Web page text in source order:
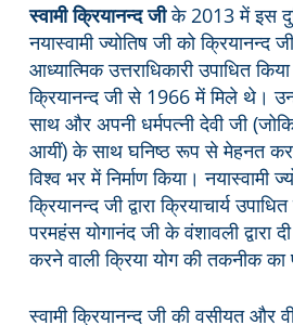
स्वामी क्रियानन्द जीके 2013 में इस
नयास्वामी ज्योतिष जी को क्रियानन्द
आध्यात्मिक उत्तराधिकारी उपाधित
क्रियानन्द जी से 1966 में मिले थे।
साथ और अपनी धर्मपत्नी देवी जी
आयीं) के साथ घनिष्ठ रूप से मेहनत
विश्व भर में निर्माण किया। नयास्वामी
क्रियानन्द जी द्वारा क्रियाचार्य
परमहंस योगानंद जी के वंशावली द्वारा
करने वाली क्रिया योग की तकनीक
स्वामी क्रियानन्द जी की वसीयत और